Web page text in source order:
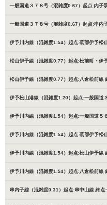
一般国道３７８号（混雑度0.67）起点:内子
一般国道３７８号（混雑度0.67）起点:串内
伊予川内線（混雑度1.54）起点:砥部伊予松
松山伊予線（混雑度0.77）起点:松前町・伊
松山伊予線（混雑度0.77）起点:八倉松前線
伊予松山港線（混雑度1.20）起点:一般国道
伊予川内線（混雑度1.54）起点:一般国道５
伊予川内線（混雑度1.54）起点:砥部伊予松
伊予川内線（混雑度1.54）起点:松山伊予線
伊予川内線（混雑度1.54）起点:八倉松前線
串内子線（混雑度0.31）起点:串中山線 終